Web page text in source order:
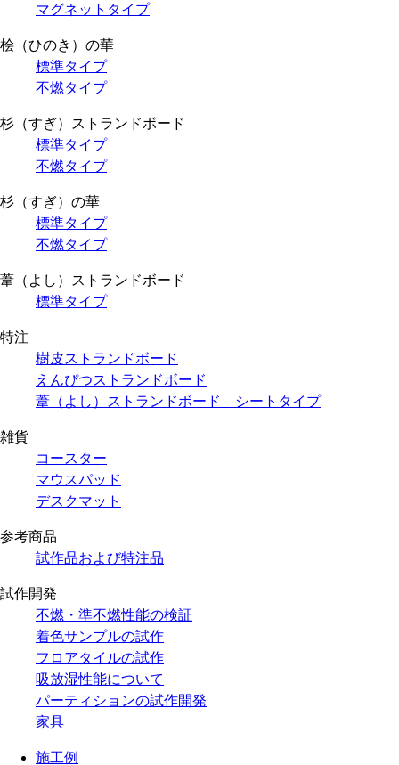
マグネットタイプ
桧（ひのき）の華
標準タイプ
不燃タイプ
杉（すぎ）ストランドボード
標準タイプ
不燃タイプ
杉（すぎ）の華
標準タイプ
不燃タイプ
葦（よし）ストランドボード
標準タイプ
特注
樹皮ストランドボード
えんぴつストランドボード
葦（よし）ストランドボード シートタイプ
雑貨
コースター
マウスパッド
デスクマット
参考商品
試作品および特注品
試作開発
不燃・準不燃性能の検証
着色サンプルの試作
フロアタイルの試作
吸放湿性能について
パーティションの試作開発
家具
施工例